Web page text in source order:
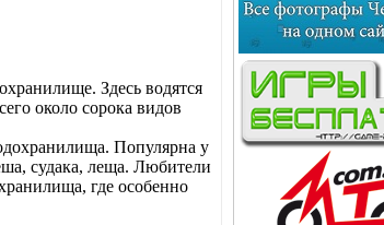
Здесь водятся
около сорока видов
Популярна у
судака, леща. Любители
где особенно